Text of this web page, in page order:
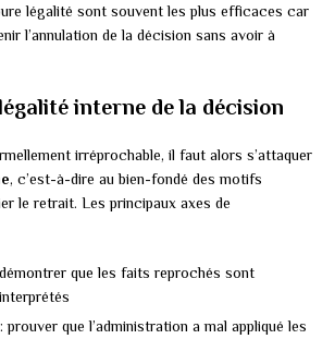
légalité sont souvent les plus efficaces car
l’annulation de la décision sans avoir à
interne de la décision
irréprochable, il faut alors s’attaquer
, c’est-à-dire au bien-fondé des motifs
le retrait. Les principaux axes de
que les faits reprochés sont
prouver que l’administration a mal appliqué les